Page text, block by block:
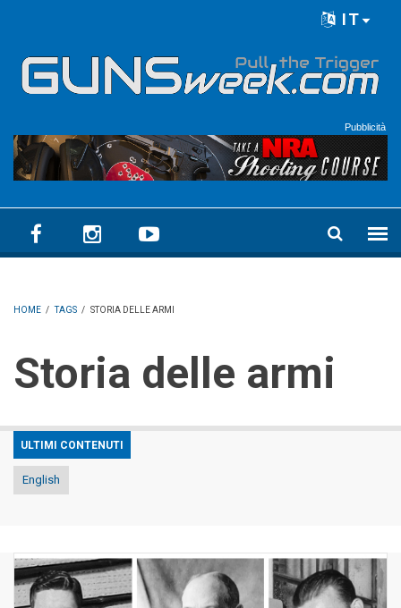
IT
Pubblicità
HOME / TAGS / STORIA DELLE ARMI
Storia delle armi
ULTIMI CONTENUTI
English